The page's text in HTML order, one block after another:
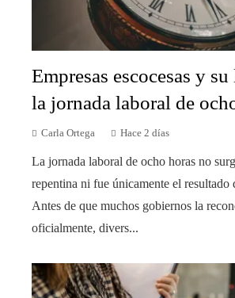
Empresas escocesas y
la jornada laboral de
Carla Ortega Hace 2 días
La jornada laboral de ocho horas no
repentina ni fue únicamente el resultado
Antes de que muchos gobiernos la
oficialmente, divers...